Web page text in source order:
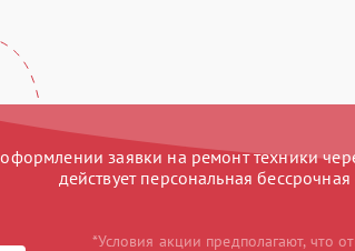
заявки на ремонт техники
действует персональная
*Условия акции предполагают, что